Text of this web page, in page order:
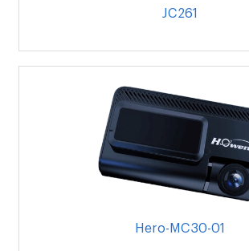
JC261
Hero-MC30-01